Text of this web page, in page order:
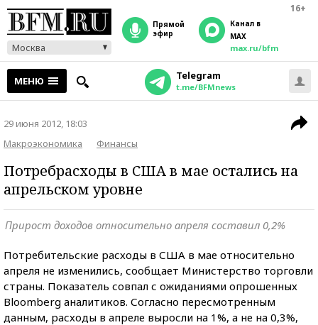
16+
Москва
прямой
эфир
Канал в
MAX
max.ru/bfm
МЕНЮ Telegram
t.me/BFMnews
29 июня 2012, 18:03
Макроэкономика
Финансы
Потребрасходы в США в мае остались на
апрельском уровне
Прирост доходов относительно апреля составил 0,2%
Потребительские расходы в США в мае относительно
апреля не изменились, сообщает Министерство торговли
страны. Показатель совпал с ожиданиями опрошенных
Bloomberg аналитиков. Согласно пересмотренным
данным, расходы в апреле выросли на 1%, а не на 0,3%,